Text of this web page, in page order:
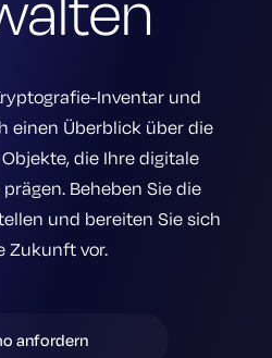
Inventar und
einen Überblick über die
die Ihre digitale
Beheben Sie die
und bereiten Sie sich
Zukunft vor.
anfordern